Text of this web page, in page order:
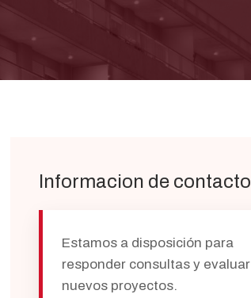
Informacion de contacto
Estamos a disposición para
responder consultas y evaluar
nuevos proyectos.